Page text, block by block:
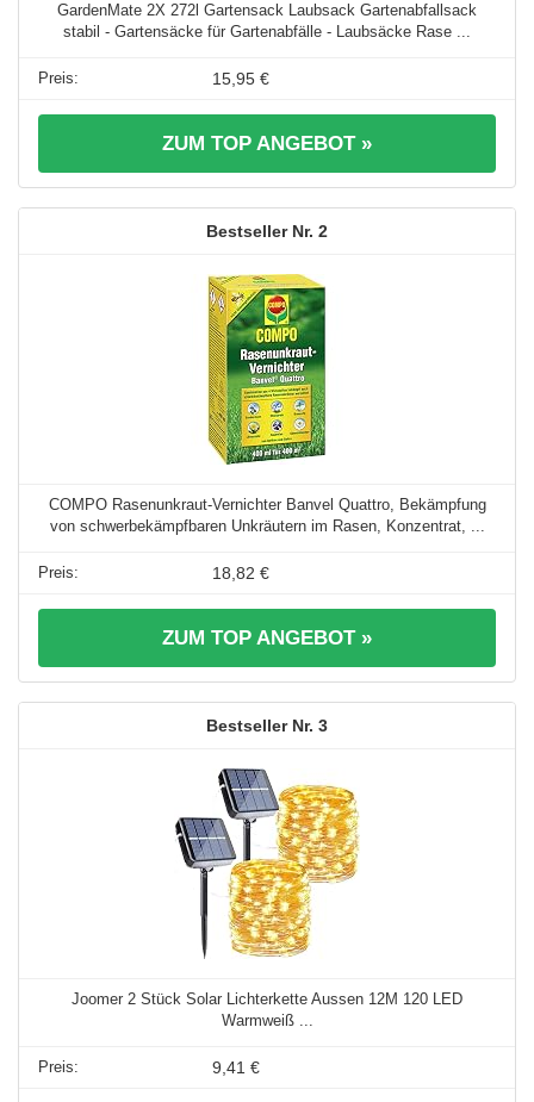
GardenMate 2X 272l Gartensack Laubsack Gartenabfallsack
stabil - Gartensäcke für Gartenabfälle - Laubsäcke Rase ...
15,95 €
ZUM TOP ANGEBOT »
2
COMPO Rasenunkraut-Vernichter Banvel Quattro, Bekämpfung
von schwerbekämpfbaren Unkräutern im Rasen, Konzentrat, ...
18,82 €
ZUM TOP ANGEBOT »
3
Joomer 2 Stück Solar Lichterkette Aussen 12M 120 LED
Warmweiß ...
9,41 €